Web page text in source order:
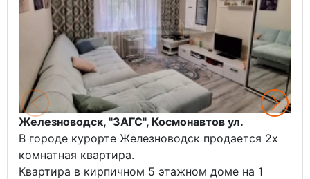
Железноводск, "ЗАГС", Космонавтов ул.
В городе курорте Железноводск продается 2х
комнатная квартира.
Квартира в кирпичном 5 этажном доме на 1